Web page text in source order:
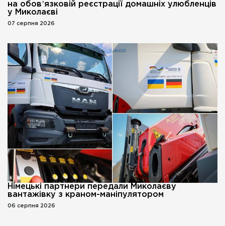
на обовʼязковій реєстрації домашніх улюбленців
у Миколаєві
07 серпня 2026
Німецькі партнери передали Миколаєву
вантажівку з краном-маніпулятором
06 серпня 2026